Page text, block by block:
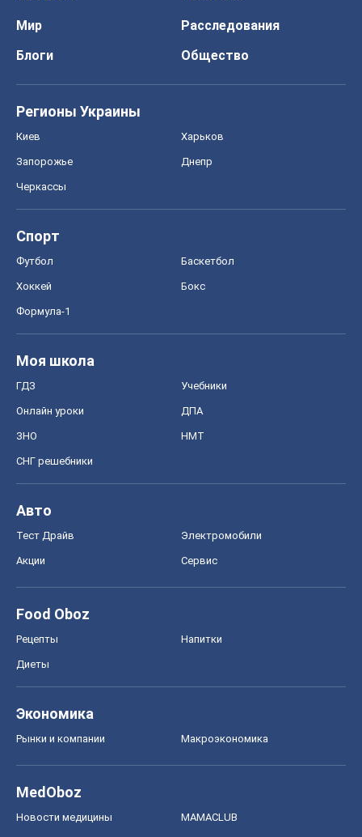
Мир
Расследования
Блоги
Общество
Регионы Украины
Киев Харьков
Запорожье Днепр
Черкассы
Спорт
Футбол Баскетбол
Хоккей Бокс
Формула-1
Моя школа
ГДЗ Учебники
Онлайн уроки ДПА
ЗНО НМТ
СНГ решебники
Авто
Тест Драйв Электромобили
Акции Сервис
Food Oboz
Рецепты Напитки
Диеты
Экономика
Рынки и компании Mакроэкономика
MedOboz
Новости медицины MAMACLUB